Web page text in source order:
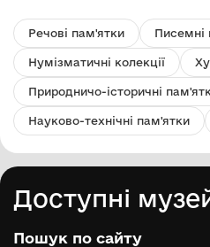
Речові пам'ятки Писемні
Нумізматичні колекції
Природничо-історичні
Науково-технічні пам'ятки
Доступні
Пошук по сайту